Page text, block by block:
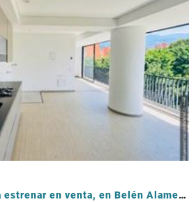
2 Apartaestudios para estrenar en venta, en Belén Alameda-INVERSIONIST